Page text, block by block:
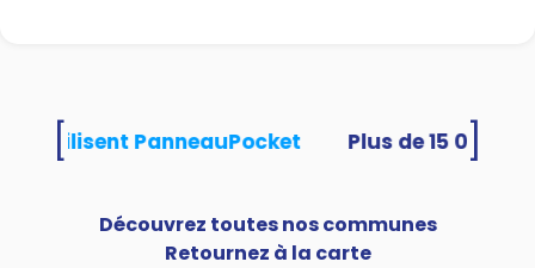
utilisent PanneauPocket
Découvrez toutes nos communes
Retournez à la carte